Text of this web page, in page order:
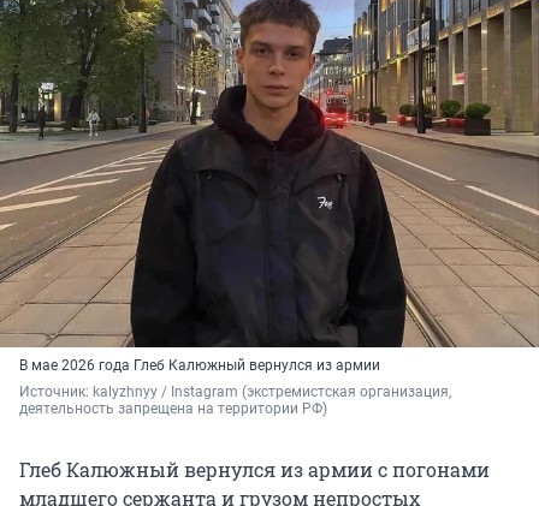
В мае 2026 года Глеб Калюжный вернулся из армии
Источник: kalyzhnyy / Instagram (экстремистская организация,
деятельность запрещена на территории РФ)
Глеб Калюжный вернулся из армии с погонами
младшего сержанта и грузом непростых